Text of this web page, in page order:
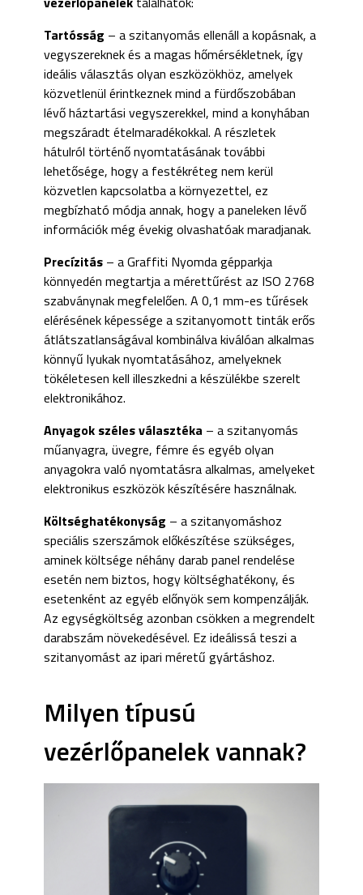
Tartósság – a szitanyomás ellenáll a kopásnak, a
vegyszereknek és a magas hőmérsékletnek, így
ideális választás olyan eszközökhöz, amelyek
közvetlenül érintkeznek mind a fürdőszobában
lévő háztartási vegyszerekkel, mind a konyhában
megszáradt ételmaradékokkal. A részletek
hátulról történő nyomtatásának további
lehetősége, hogy a festékréteg nem kerül
közvetlen kapcsolatba a környezettel, ez
megbízható módja annak, hogy a paneleken lévő
információk még évekig olvashatóak maradjanak.
Precízitás – a Graffiti Nyomda gépparkja
könnyedén megtartja a mérettűrést az ISO 2768
szabványnak megfelelően. A 0,1 mm-es tűrések
elérésének képessége a szitanyomott tinták erős
átlátszatlanságával kombinálva kiválóan alkalmas
könnyű lyukak nyomtatásához, amelyeknek
tökéletesen kell illeszkedni a készülékbe szerelt
elektronikához.
Anyagok széles választéka – a szitanyomás
műanyagra, üvegre, fémre és egyéb olyan
anyagokra való nyomtatásra alkalmas, amelyeket
elektronikus eszközök készítésére használnak.
Költséghatékonyság – a szitanyomáshoz
speciális szerszámok előkészítése szükséges,
aminek költsége néhány darab panel rendelése
esetén nem biztos, hogy költséghatékony, és
esetenként az egyéb előnyök sem kompenzálják.
Az egységköltség azonban csökken a megrendelt
darabszám növekedésével. Ez ideálissá teszi a
szitanyomást az ipari méretű gyártáshoz.
Milyen típusú
vezérlőpanelek vannak?